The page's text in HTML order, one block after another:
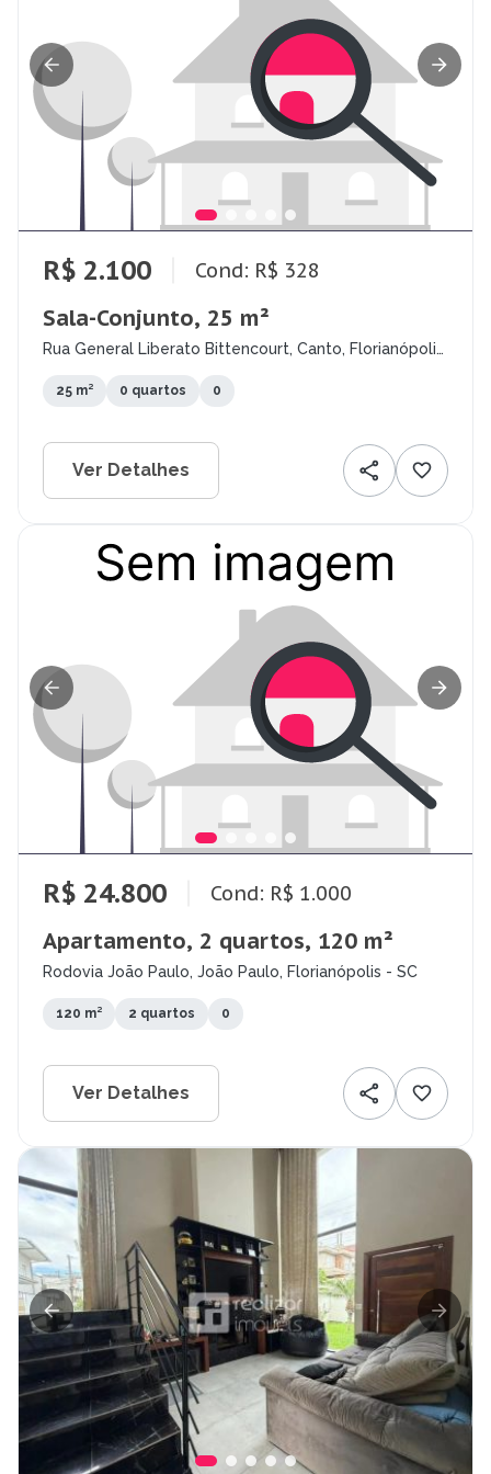
R$ 2.100 Cond: R$ 328
Sala-Conjunto, 25 m²
Rua General Liberato Bittencourt, Canto, Florianópolis
25 m² 0 quartos 0
Ver Detalhes
R$ 24.800 Cond: R$ 1.000
Apartamento, 2 quartos, 120 m²
Rodovia João Paulo, João Paulo, Florianópolis - SC
120 m² 2 quartos 0
Ver Detalhes